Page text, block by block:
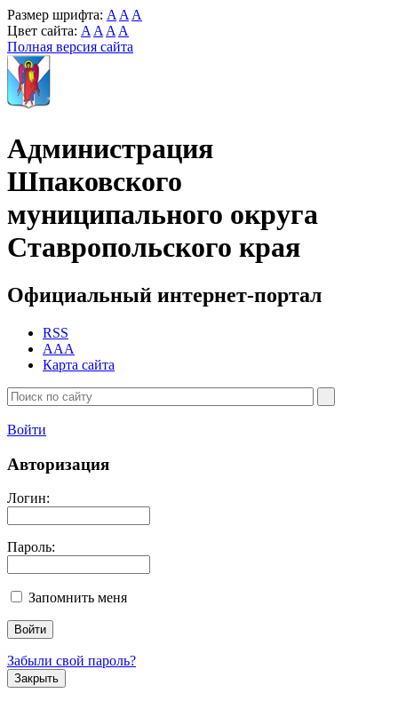
Размер шрифта: A A A
Цвет сайта: A A A A
Полная версия сайта
Администрация
Шпаковского
муниципального округа
Ставропольского края
Официальный интернет-портал
RSS
AAA
Карта сайта
Войти
Авторизация
Логин:
Пароль:
Запомнить меня
Забыли свой пароль?
Закрыть